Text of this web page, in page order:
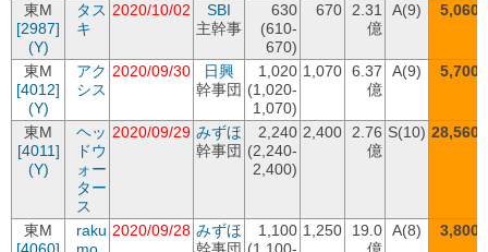
東M
[2987]
(Y)
タス
キ
2020/10/02
SBI
主幹事
630
(610-
670)
670
2.31
億
A(9) 5,060
東M
[4012]
(Y)
アク
シス
2020/09/30
日興
幹事団
1,020
(1,020-
1,070)
1,070 6.37
億
A(9) 5,700
東M
[4011]
(Y)
ヘッ
ドウ
ォー
ター
ス
2020/09/29 みずほ
幹事団
2,240
(2,240-
2,400)
2,400
2.76
億
S(10) 28,560
東M
raku 2020/09/28 みずほ
1,100 1,250
19.0 A(8) 3,800